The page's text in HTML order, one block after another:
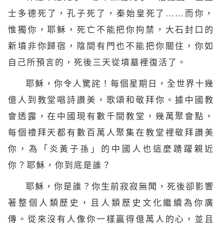
士多德死了，孔子死了，秦始皇死了……而你，
惟獨你，耶穌，死亡不能把你拘禁，大石封口的
新墳非你歸宿，陰間有門也不能把你關住，你如
自己所預言的，死後三天從墳墓裡復活了。
耶穌，你令人驚詫！每個星期日，全世界十幾
億人到教堂唱詩讚美，歌頌和敬拜你。據 中國教
會透露，在中國現有數千間教堂，幾萬聚會點，
每個禮拜天都有數百萬人聚集在教堂裡敬拜讚美
你，為「炎黃子孫」的中國人也這麼踴躍親近
你？耶穌，你到底是誰？
耶穌，你是誰？你生前寂寂無聞，死後卻影響
著整個人類歷史，且人類歷史文化繼續為你廣
傳。從來沒有人像你一樣贏得億萬人的心，並且